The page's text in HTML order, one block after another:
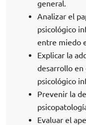
general.
Analizar el
psicológico
entre miedo
Explicar la
desarrollo en
psicológico
Prevenir la
Evaluar el